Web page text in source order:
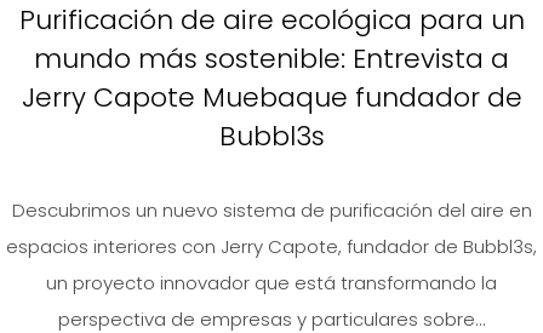
Purificación de aire ecológica para un
mundo más sostenible: Entrevista a
Jerry Capote Muebaque fundador de
Bubbl3s
Descubrimos un nuevo sistema de purificación del aire en
espacios interiores con Jerry Capote, fundador de Bubbl3s,
un proyecto innovador que está transformando la
perspectiva de empresas y particulares sobre...